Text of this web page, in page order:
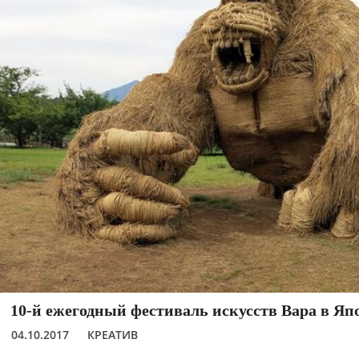
10-й ежегодный фестиваль искусств Вара в
04.10.2017 КРЕАТИВ